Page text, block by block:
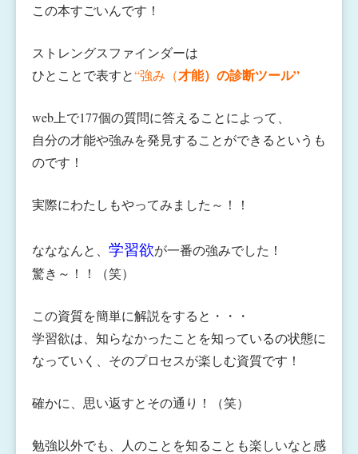
この本すごいんです！
ストレングスファインダーは
ひとことで表すと“強み（才能）の診断ツール”
web上で177個の質問に答えることによって、
自分の才能や強みを発見することができるというも
のです！
実際にわたしもやってみました～！！
なななんと、 学習欲が一番の強みでした！
驚き～！！（笑）
この資質を簡単に解説をすると・・・
学習欲は、知らなかったことを知っているの状態に
なっていく、そのプロセスが楽しむ資質です！
確かに、思い返すとその通り！（笑）
勉強以外でも、人のことを知ることも楽しいなと感